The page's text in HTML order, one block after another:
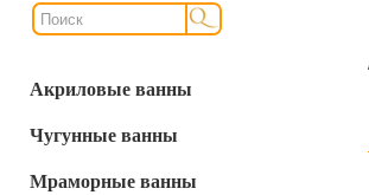
Акриловые ванны
Чугунные ванны
Мраморные ванны